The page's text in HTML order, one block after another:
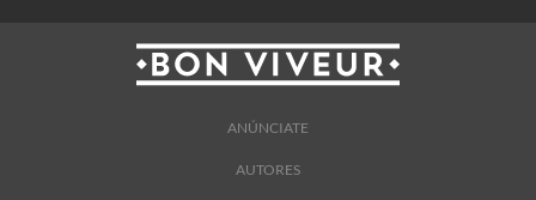
ANÚNCIATE
AUTORES